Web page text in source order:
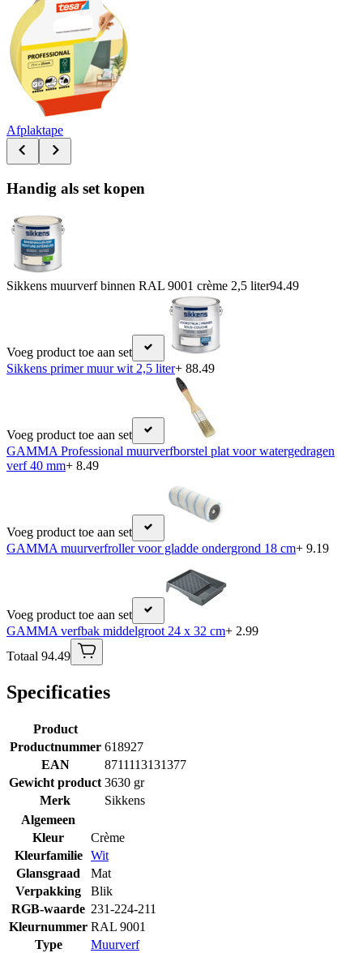
Afplaktape
Handig als set kopen
Sikkens muurverf binnen RAL 9001 crème 2,5 liter94.49
Voeg product toe aan set
Sikkens primer muur wit 2,5 liter+ 88.49
Voeg product toe aan set
GAMMA Professional muurverfborstel plat voor watergedragen
verf 40 mm+ 8.49
Voeg product toe aan set
GAMMA muurverfroller voor gladde ondergrond 18 cm+ 9.19
Voeg product toe aan set
GAMMA verfbak middelgroot 24 x 32 cm+ 2.99
Totaal 94.49
Specificaties
Product
Productnummer 618927
EAN
8711113131377
Gewicht product 3630 gr
Merk
Sikkens
Algemeen
Kleur
Crème
Kleurfamilie
Wit
Glansgraad
Mat
Verpakking
Blik
RGB-waarde 231-224-211
Kleurnummer RAL 9001
Type
Muurverf